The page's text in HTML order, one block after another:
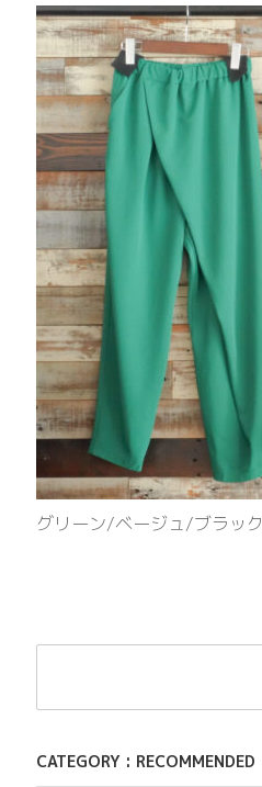
グリーン/ベージュ/ブラック
RECOMMENDED